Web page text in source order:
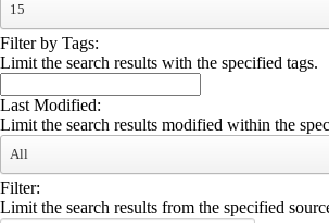
15
Filter by Tags:
Limit the search results with the specified tags.
Last Modified:
Limit the search results modified within the
All
Filter:
Limit the search results from the specified